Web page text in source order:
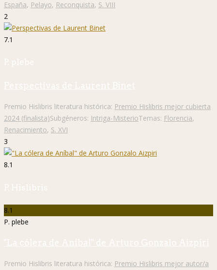
España, Pelayo, Reconquista, S. VIII
2
7.1
P. plebe
Perspectivas de Laurent Binet
Premio Hislibris literatura histórica: Premio Hislibris mejor cubierta
2024 (finalista)Subgéneros: Intriga-MisterioTemas: Florencia,
Renacimiento, S. XVI
3
8.1
P. Hislibris
8.1
P. plebe
"La cólera de Aníbal" de Arturo Gonzalo Aizpiri
Premio Hislibris literatura histórica: Premio Hislibris mejor autor/a